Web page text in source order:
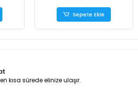
Sepete Ekle
kısa sürede elinize ulaşır.